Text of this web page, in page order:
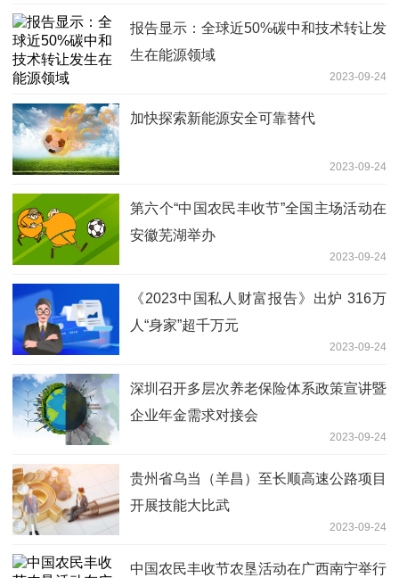
报告显示：全球近50%碳中和技术转让发
生在能源领域
2023-09-24
加快探索新能源安全可靠替代
2023-09-24
第六个“中国农民丰收节”全国主场活动在
安徽芜湖举办
2023-09-24
《2023中国私人财富报告》出炉 316万
人“身家”超千万元
2023-09-24
深圳召开多层次养老保险体系政策宣讲暨
企业年金需求对接会
2023-09-24
贵州省乌当（羊昌）至长顺高速公路项目
开展技能大比武
2023-09-24
中国农民丰收节农垦活动在广西南宁举行